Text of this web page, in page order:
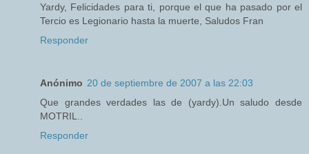
Yardy, Felicidades para ti, porque el que ha pasado por el
Tercio es Legionario hasta la muerte, Saludos Fran
Responder
Anónimo 20 de septiembre de 2007 a las 22:03
Que grandes verdades las de (yardy).Un saludo desde
MOTRIL..
Responder